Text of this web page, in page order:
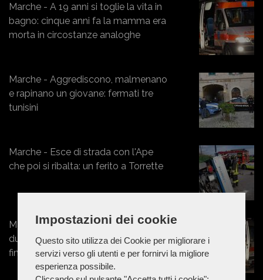
Impostazioni dei cookie
Questo sito utilizza dei Cookie per migliorare i
servizi verso gli utenti e per fornirvi la migliore
esperienza possibile.
Marche - A 19 anni si toglie la vita in
bagno: cinque anni fa la mamma era
morta in circostanze analoghe
Marche - Aggrediscono, malmenano
e rapinano un giovane: fermati tre
tunisini
Marche - Esce di strada con l'Ape
che poi si ribalta: un ferito a Torrette
Marche - 50enne prova a separare
due ragazzini, ma viene colpito e
finisce in ospedale